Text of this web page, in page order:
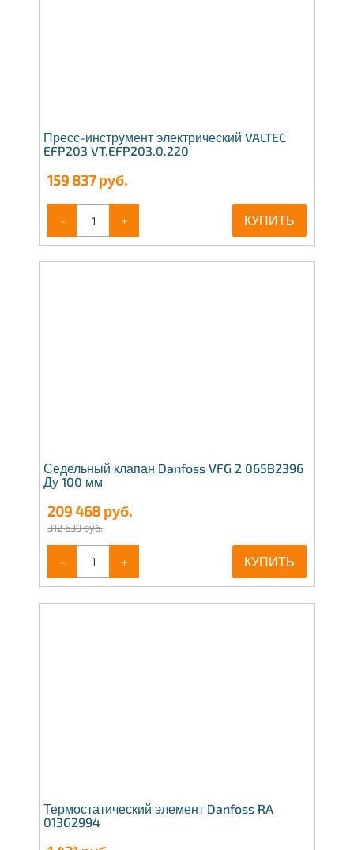
Пресс-инструмент электрический VALTEC
EFP203 VT.EFP203.0.220
159 837руб.
- + КУПИТЬ
Седельный клапан Danfoss VFG 2 065B2396
Ду 100 мм
209 468 руб.
312 639 руб.
- + КУПИТЬ
Термостатический элемент Danfoss RA
013G2994